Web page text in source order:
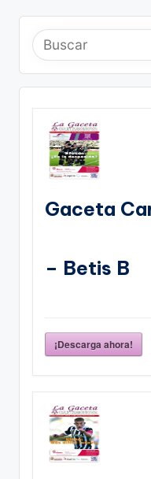
Gaceta
– Betis B
¡Descarga ahora!